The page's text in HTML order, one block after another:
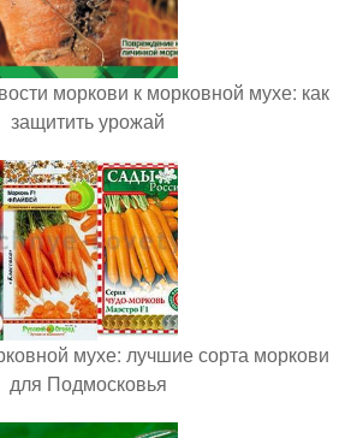
моркови к морковной мухе: как
защитить урожай
мухе: лучшие сорта моркови
для Подмосковья